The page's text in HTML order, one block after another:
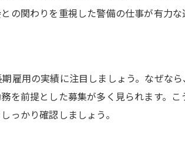
ト体制を解説
用を実現する方法
な理由を紹介
べき条件とは
関わりを重視した警備の仕事が有力な
雇用の実績に注目しましょう。なぜな
を前提とした募集が多く見られます。
っかり確認しましょう。